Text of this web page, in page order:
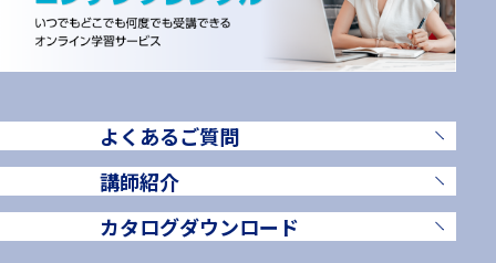
よくあるご質問
講師紹介
カタログダウンロード